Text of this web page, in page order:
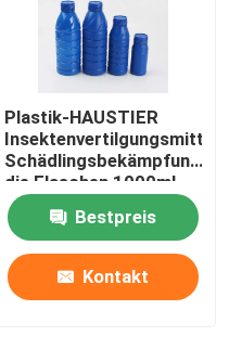
Plastik-HAUSTIER
Insektenvertilgungsmittel-
die Flaschen 1000ml
verpacken
Bestpreis
Kontakt